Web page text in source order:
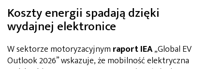
Koszty energii spadają dzięki
wydajnej elektronice
W sektorze motoryzacyjnym raport IEA„Global EV
Outlook 2026” wskazuje, że mobilność elektryczna